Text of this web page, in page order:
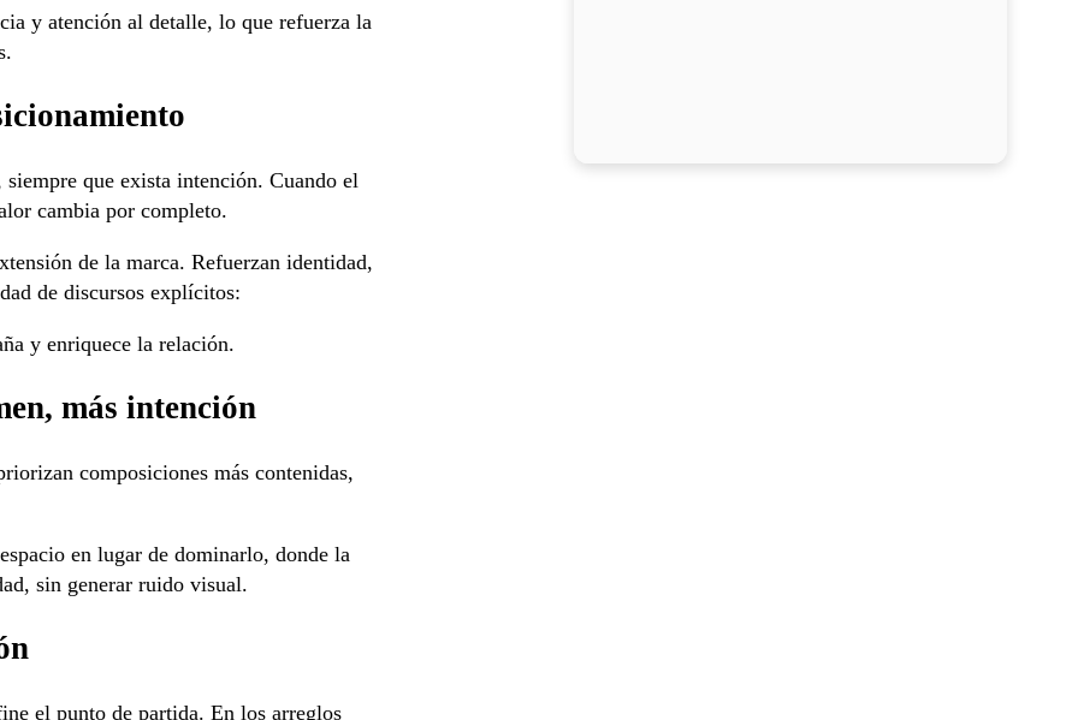
y atención al detalle, lo que refuerza la
que exista intención. Cuando el
cambia por completo.
de la marca. Refuerzan identidad,
de discursos explícitos:
y enriquece la relación.
más intención
composiciones más contenidas,
en lugar de dominarlo, donde la
sin generar ruido visual.
el punto de partida. En los arreglos